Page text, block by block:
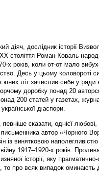
діяч, дослідник історії
століття Роман Коваль
х років, коли от-от мало
Десь у цьому коловороті
літ зачислив себе у ряди
доробку понад 20
200 статей у газетах,
діаспори.
сказати, однієї любові,
письменника автор «Чорного
із винятковою
1917–1920-х років.
історії, яку прагматично-
то про всяк випадок оминають